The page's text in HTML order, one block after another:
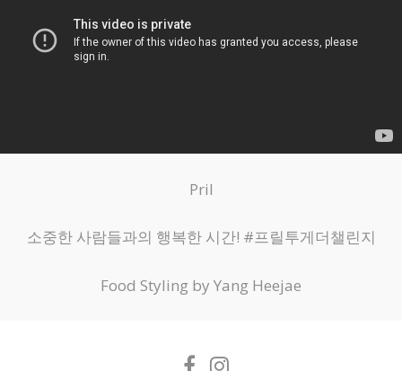
Pril
소중한 사람들과의 행복한 시간! #프릴투게더챌린지
Food Styling by Yang Heejae